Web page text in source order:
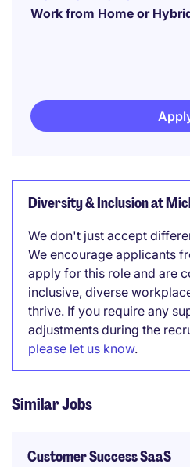
Work from Home or
Diversity & Inclusion at
We don't just accept
We encourage applicants
apply for this role and are
inclusive, diverse
thrive. If you require any
adjustments during the
please let us know.
Similar Jobs
Customer Success SaaS